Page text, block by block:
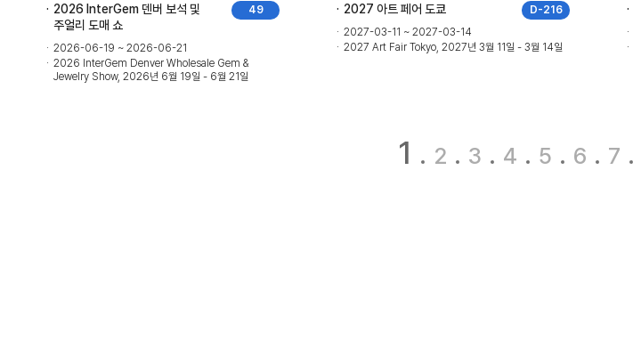
49
2026 InterGem 덴버 보석 및
주얼리 도매 쇼
2026-06-19 ~ 2026-06-21
2026 InterGem Denver Wholesale Gem &
Jewelry Show, 2026년 6월 19일 - 6월 21일
D-216
2027 아트 페어 도쿄
2027-03-11 ~ 2027-03-14
2027 Art Fair Tokyo, 2027년 3월 11일 - 3월 14일
1 2 3 4 5 6 7